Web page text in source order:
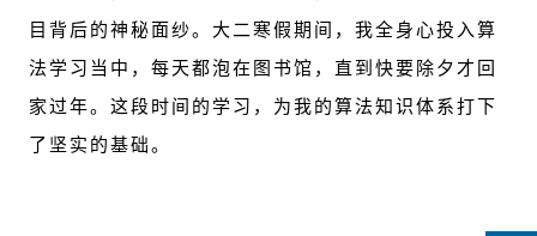
目背后的神秘面纱。大二寒假期间，我全身心投入算
法学习当中，每天都泡在图书馆，直到快要除夕才回
家过年。这段时间的学习，为我的算法知识体系打下
了坚实的基础。